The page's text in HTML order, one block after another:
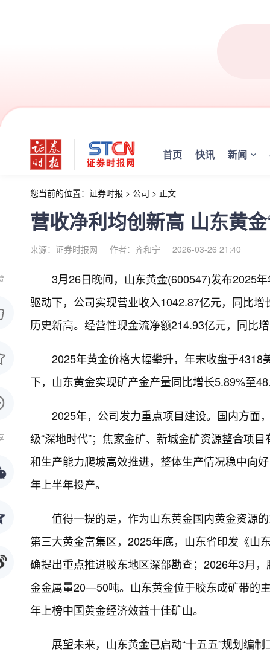
首页 快讯 新闻
您当前的位置： 证券时报 > 公司 > 正文
营收净利均创新高 山东黄
来源：证券时报网 作者：齐和宁 2026-03-26 21:40
3月26日晚间，山东黄金(600547)发布2025
驱动下，公司实现营业收入1042.87亿元，同比
历史新高。经营性现金流净额214.93亿元，同比
2025年黄金价格大幅攀升，年末收盘于
下，山东黄金实现矿产金产量同比增长5.89%至
2025年，公司发力重点项目建设。国内方面
级“深地时代”；焦家金矿、新城金矿资源整合项
和生产能力爬坡高效推进，整体生产情况稳中向
年上半年投产。
值得一提的是，作为山东黄金国内黄金资源
第三大黄金富集区，2025年底，山东省印发《山
确提出重点推进胶东地区深部勘查；2026年3月
金金属量20—50吨。山东黄金位于胶东成矿带的
年上榜中国黄金经济效益十佳矿山。
展望未来，山东黄金已启动“十五五”规划编